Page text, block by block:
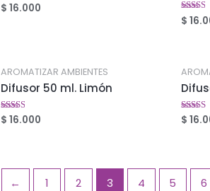
Valorado
en
$ 16.000
en
$
AROMATIZAR AMBIENTES
Difusor 50 ml. Limón
Valorado
en
$ 16.000
en
$
← 1 2 3 4 5 6